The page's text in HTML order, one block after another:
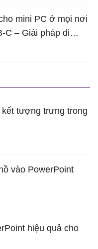
mini PC ở mọi nơi
C – Giải pháp di
kết tượng trưng trong
vào PowerPoint
hiệu quả cho